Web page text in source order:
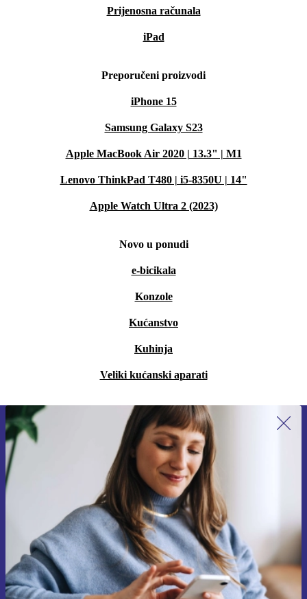
Prijenosna računala
iPad
Preporučeni proizvodi
iPhone 15
Samsung Galaxy S23
Apple MacBook Air 2020 | 13.3" | M1
Lenovo ThinkPad T480 | i5-8350U | 14"
Apple Watch Ultra 2 (2023)
Novo u ponudi
e-bicikala
Konzole
Kućanstvo
Kuhinja
Veliki kućanski aparati
Prijavi se na newsletter!
Nikad više ne propusti ponudu.
Zatraži kupon
Informacije o korištenju osobnih podataka možeš pronaći u našim
Pravilima privatnosti.